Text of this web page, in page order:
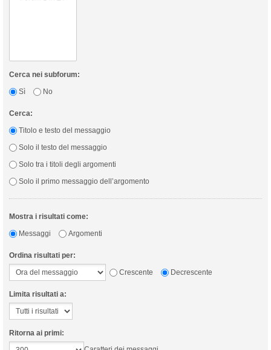
Cerca nei subforum:
Sì
No
Cerca:
Titolo e testo del messaggio
Solo il testo del messaggio
Solo tra i titoli degli argomenti
Solo il primo messaggio dell’argomento
Mostra i risultati come:
Messaggi
Argomenti
Ordina risultati per:
Crescente
Decrescente
Limita risultati a:
Ritorna ai primi: